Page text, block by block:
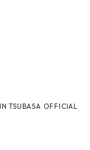
TSUBASA OFFICIAL